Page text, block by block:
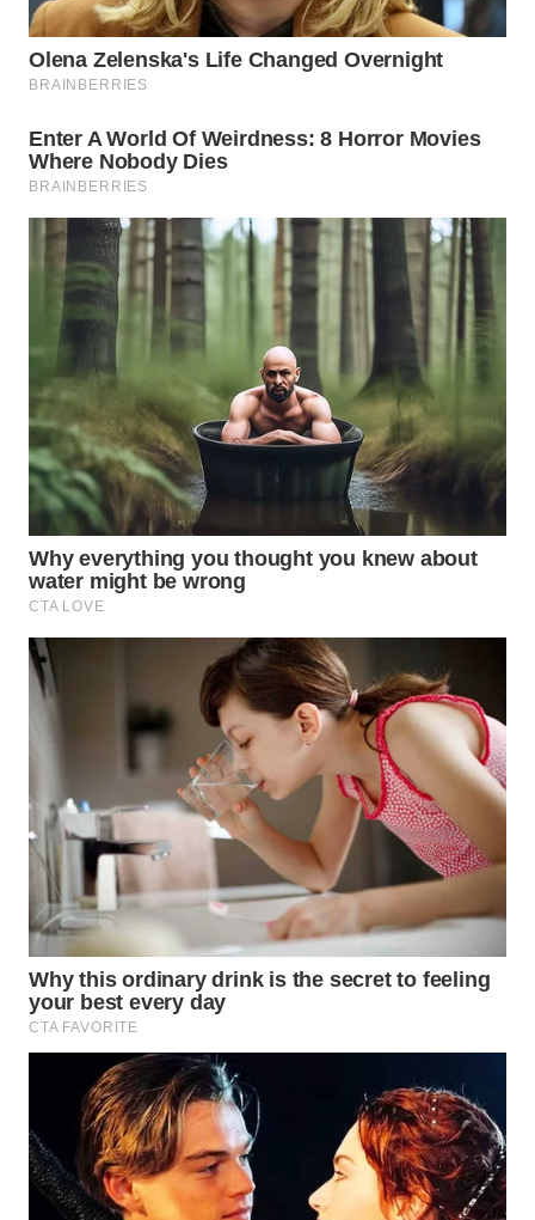
WAHANA
TV
WAHANANEWS
CO ID
WAHANANEWS
NET
WAHANA
SPORT
WAHANA
UMKM
WAHANA
SELEB
PERSONA
WAHANA
HEALTH
WAHANA
DESA
WISATA
LAPAK
WAHANA
KONSUMEN
LISTRIK